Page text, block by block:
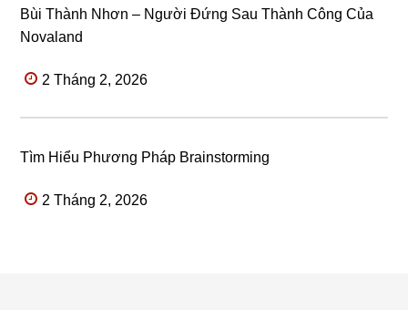
Bùi Thành Nhơn – Người Đứng Sau Thành Công Của
Novaland
2 Tháng 2, 2026
Tìm Hiểu Phương Pháp Brainstorming
2 Tháng 2, 2026